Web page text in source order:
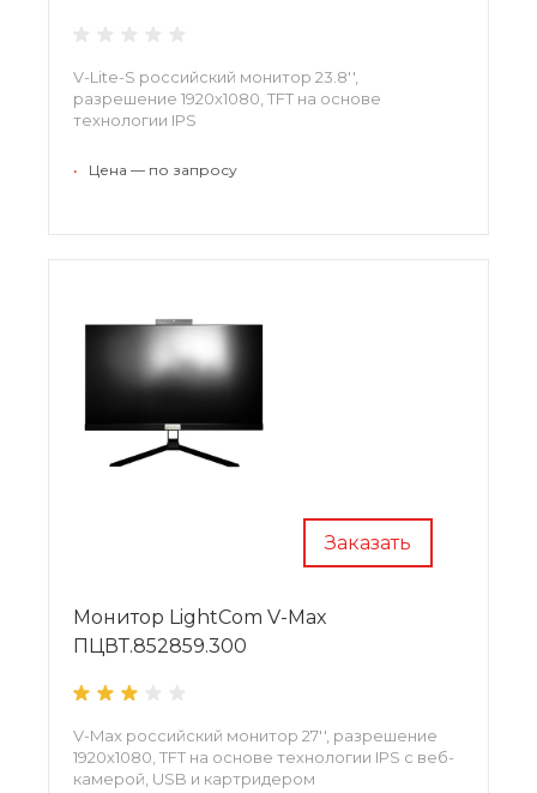
V-Lite-S российский монитор 23.8'',
разрешение 1920х1080, TFT на основе
технологии IPS
• Цена — по запросу
Заказать
Монитор LightCom V-Max
ПЦВТ.852859.300
V-Max российский монитор 27'', разрешение
1920х1080, TFT на основе технологии IPS с веб-
камерой, USB и картридером